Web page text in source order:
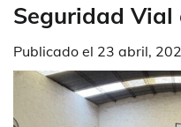
Seguridad Vial
Publicado el 23 abril,